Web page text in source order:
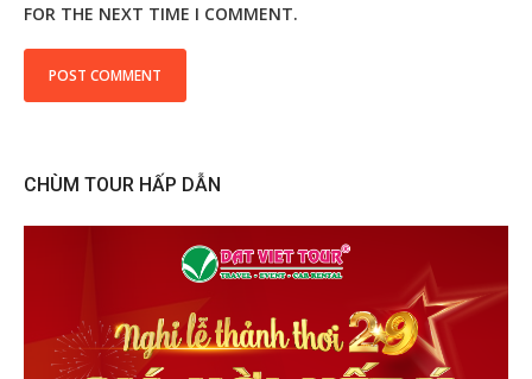
FOR THE NEXT TIME I COMMENT.
CHÙM TOUR HẤP DẪN